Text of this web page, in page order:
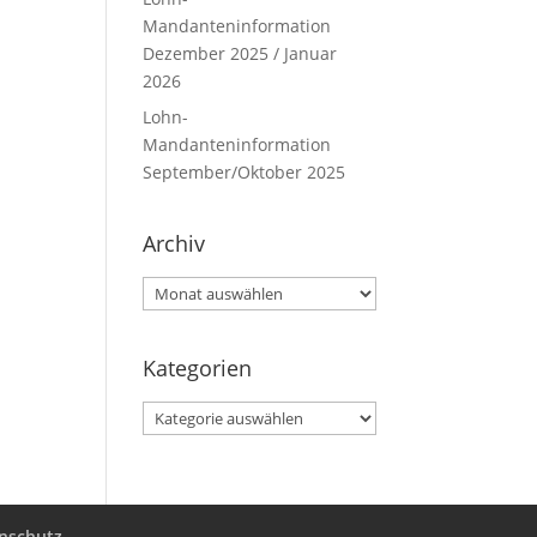
Mandanteninformation
Dezember 2025 / Januar
2026
Lohn-
Mandanteninformation
September/Oktober 2025
Archiv
Archiv
Kategorien
Kategorien